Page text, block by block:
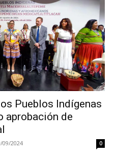
Pueblos Indígenas
aprobación de
09/2024 0